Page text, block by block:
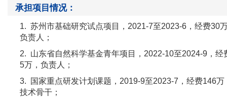
承担项目情况：
1. 苏州市基础研究试点项目， 2021-7至2023-6 ，经费30
负责人；
2. 山东省自然科学基金青年项目， 2022-10至2024-9 ，经
5万，负责人；
3.
国家重点研发计划课题， 2019-9至2023-7 ，经费146万
技术骨干；